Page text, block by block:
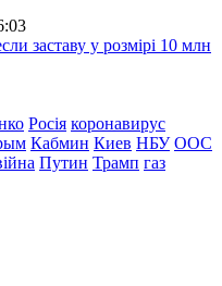
заставу у розмірі 10 млн
Росія коронавирус
Кабмин Киев НБУ ООС
Путин Трамп газ